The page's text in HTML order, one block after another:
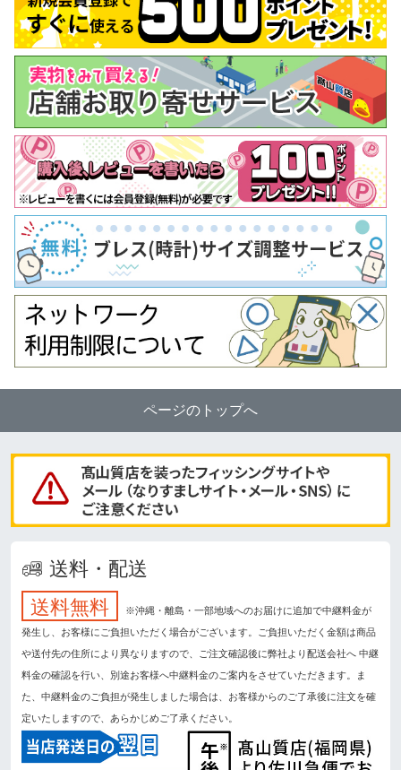
ページのトップへ
送料・配送
送料無料
※沖縄・離島・一部地域へのお届けに追加で中継料金が
発生し、お客様にご負担いただく場合がございます。ご負担いただく金額は商品
や送付先の住所により異なりますので、ご注文確認後に弊社より配送会社へ 中継
料金の確認を行い、別途お客様へ中継料金のご案内をさせていただきます。ま
た、中継料金のご負担が発生しました場合は、お客様からのご了承後に注文を確
定いたしますので、あらかじめご了承ください。